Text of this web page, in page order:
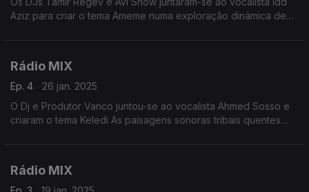
Aziz para criar o tema Ameme numa exploração dinâmica de
Rádio MIX
Ep. 4
26 jan. 2025
O Dj e Produtor Vanco juntou-se ao vocalista Ahmed Sosso e
criaram o tema Keledi As paisagens sonoras tribais quentes
Rádio MIX